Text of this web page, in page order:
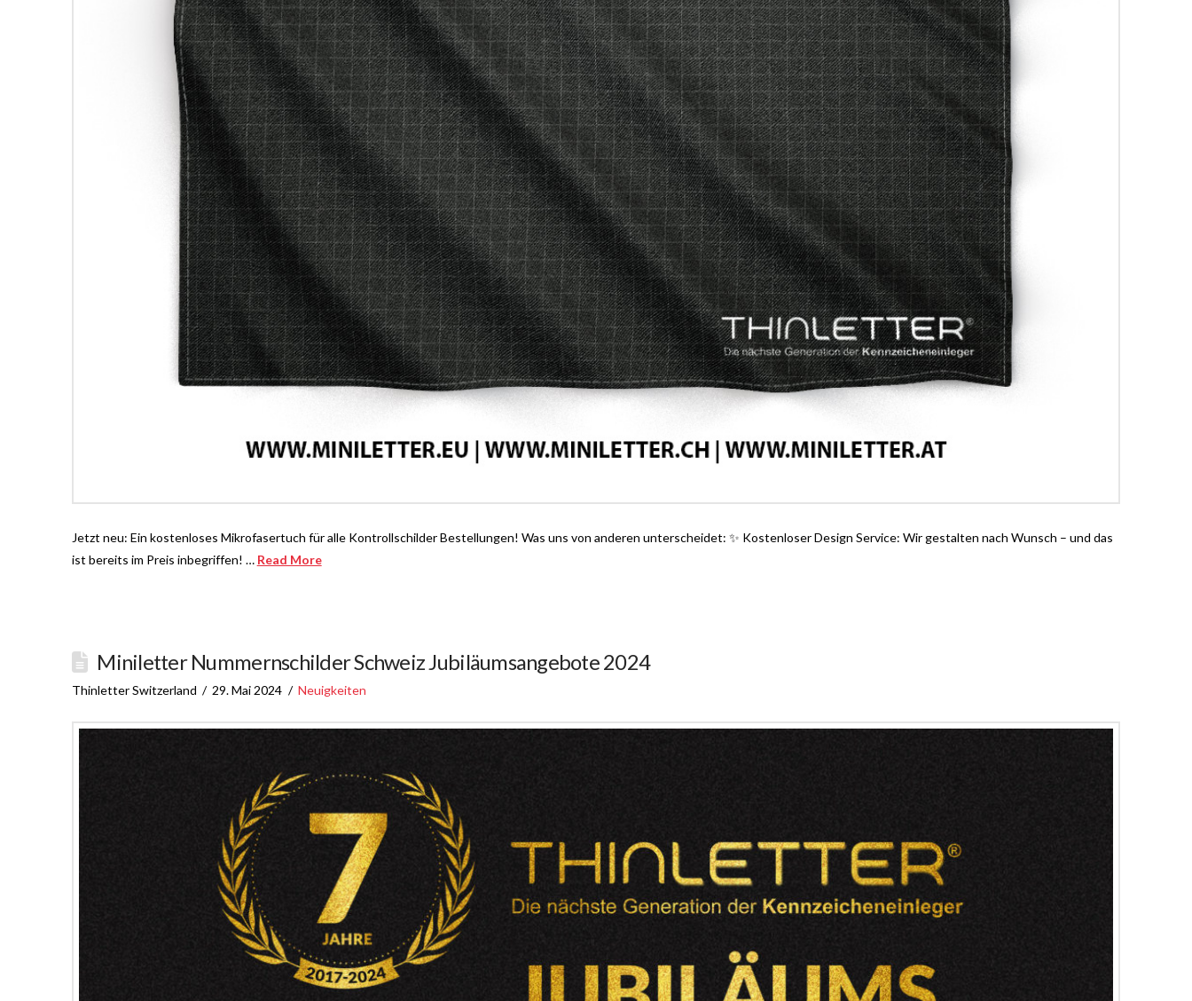
Jetzt neu: Ein kostenloses Mikrofasertuch für alle Kontrollschilder Bestellungen! Was uns von anderen unterscheidet: ✨ Kostenloser Design Service: Wir gestalten nach Wunsch – und das
ist bereits im Preis inbegriffen! … Read More
Miniletter Nummernschilder Schweiz Jubiläumsangebote 2024
Thinletter Switzerland 29. Mai 2024 Neuigkeiten